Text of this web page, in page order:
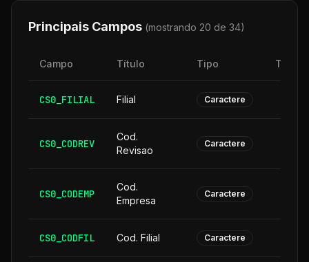
Principais Campos (mostrando 20 de 34)
Campo Título Tipo
CS0_FILIAL Filial Caractere
CS0_CODREV
Cod.
Revisao
Caractere
CS0_CODEMP
Cod.
Empresa
Caractere
CS0_CODFIL Cod. Filial Caractere